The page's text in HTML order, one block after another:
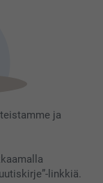
ja
linkkiä.